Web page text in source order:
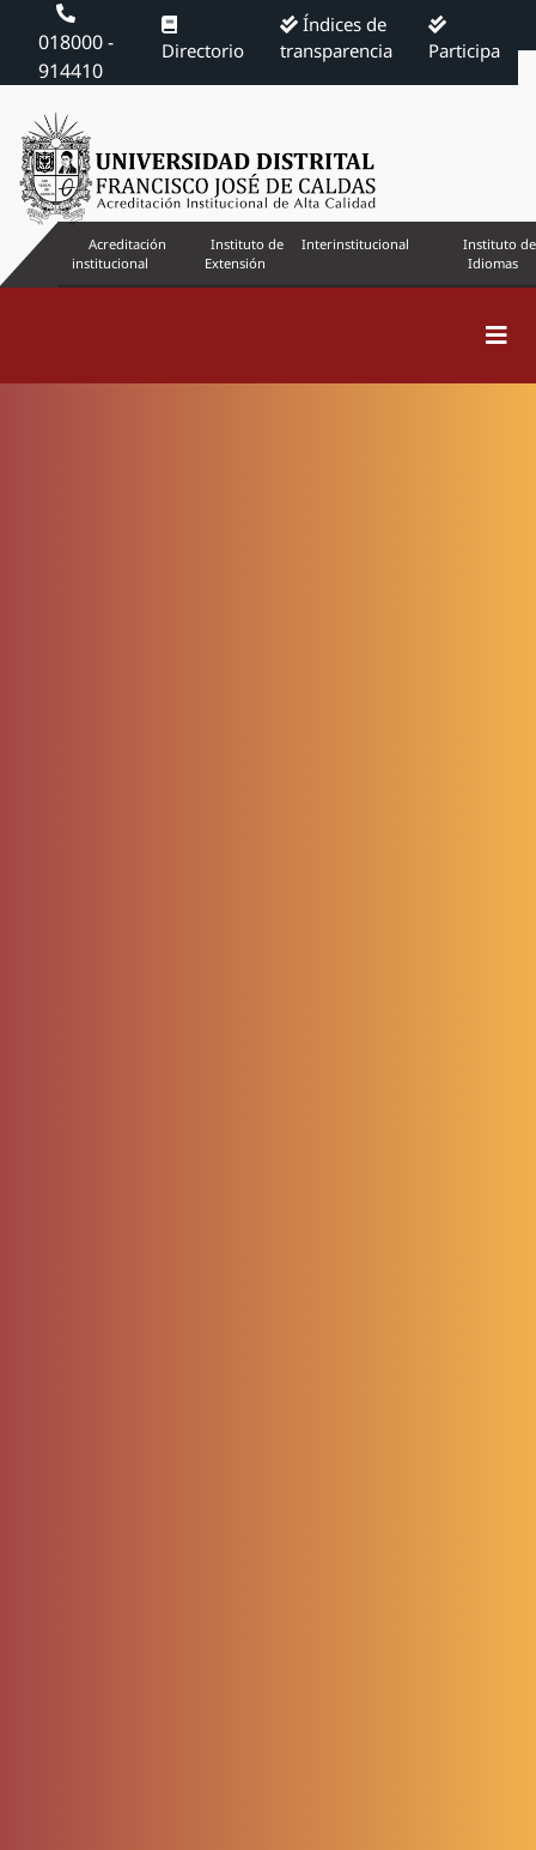
018000 -
914410
Directorio
Índices de
transparencia
Participa
Acreditación
institucional
Instituto de
Extensión
Interinstitucional
Instituto de
Idiomas